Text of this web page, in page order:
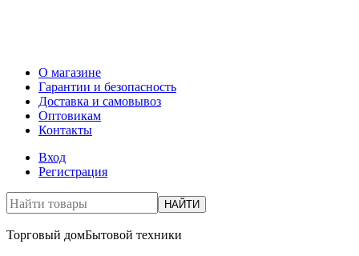
О магазине
Гарантии и безопасность
Доставка и самовывоз
Оптовикам
Контакты
Вход
Регистрация
НАЙТИ
Торговый домБытовой техники